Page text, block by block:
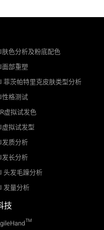
肤色分析及粉底配色
面部重塑
菲茨帕特里克皮肤类型分析
性格测试
虚拟试发色
虚拟试发型
发质分析
发长分析
头发毛躁分析
发量分析
技
TM